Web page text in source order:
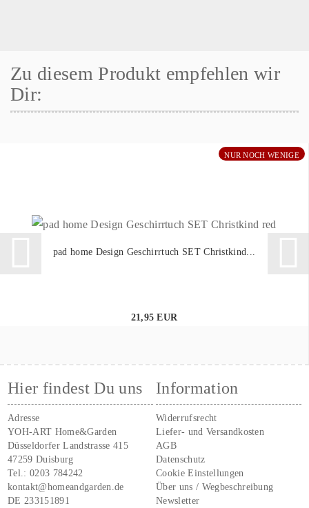
Zu diesem Produkt empfehlen wir
Dir:
NUR NOCH WENIGE
pad home Design Geschirrtuch SET Christkind...
21,95 EUR
Hier findest Du uns
Adresse
YOH-ART Home&Garden
Düsseldorfer Landstrasse 415
47259 Duisburg
Tel.:0203 784242
kontakt@homeandgarden.de
DE 233151891
Information
Widerrufsrecht
Liefer- und Versandkosten
AGB
Datenschutz
Cookie Einstellungen
Über uns / Wegbeschreibung
Newsletter